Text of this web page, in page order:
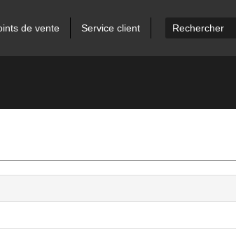
de vente Service client